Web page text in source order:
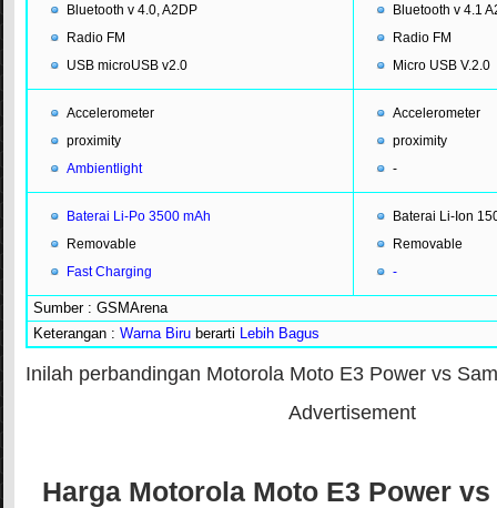
Bluetooth v 4.0, A2DP
Radio FM
USB microUSB v2.0
Bluetooth v 4.1
Radio FM
Micro USB V.2.0
Accelerometer
proximity
Ambientlight
Accelerometer
proximity
-
Baterai Li-Po 3500 mAh
Removable
Fast Charging
Baterai Li-Ion
Removable
-
Sumber : GSMArena
Keterangan : Warna Biruberarti Lebih Bagus
Inilah perbandingan Motorola Moto E3 Power vs
Advertisement
Harga Motorola Moto E3 Power